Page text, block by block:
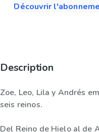
Découvrir
Description
Zoe, Leo, Lila y Andrés
seis reinos.
Del Reino de Hielo al de